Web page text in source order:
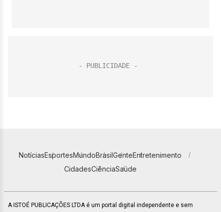
NotíciasEsportesMundoBrasilGenteEntretenimento
CidadesCiênciaSaúde
A ISTOÉ PUBLICAÇÕES LTDA é um portal digital independente e sem